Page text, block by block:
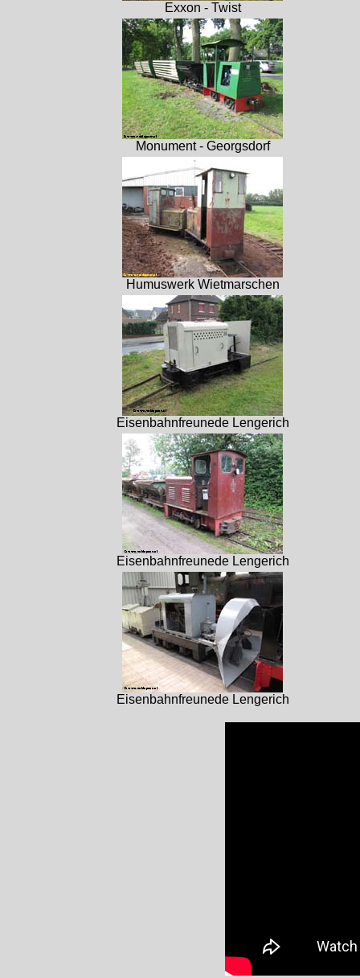
Exxon - Twist
Monument - Georgsdorf
Humuswerk Wietmarschen
Eisenbahnfreunede Lengerich
Eisenbahnfreunede Lengerich
Eisenbahnfreunede Lengerich